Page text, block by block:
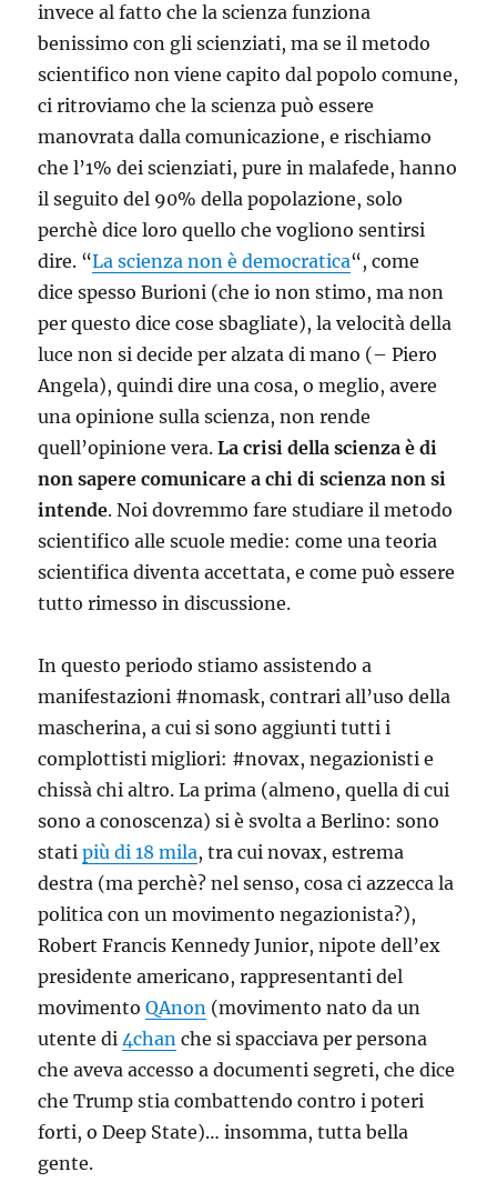
invece al fatto che la scienza funziona
benissimo con gli scienziati, ma se il metodo
scientifico non viene capito dal popolo comune,
ci ritroviamo che la scienza può essere
manovrata dalla comunicazione, e rischiamo
che l’1% dei scienziati, pure in malafede, hanno
il seguito del 90% della popolazione, solo
perchè dice loro quello che vogliono sentirsi
dire. “La scienza non è democratica“, come
dice spesso Burioni (che io non stimo, ma non
per questo dice cose sbagliate), la velocità della
luce non si decide per alzata di mano (– Piero
Angela), quindi dire una cosa, o meglio, avere
una opinione sulla scienza, non rende
quell’opinione vera.La crisi della scienza è di
non sapere comunicare a chi di scienza non si
intende. Noi dovremmo fare studiare il metodo
scientifico alle scuole medie: come una teoria
scientifica diventa accettata, e come può essere
tutto rimesso in discussione.
In questo periodo stiamo assistendo a
manifestazioni #nomask, contrari all’uso della
mascherina, a cui si sono aggiunti tutti i
complottisti migliori: #novax, negazionisti e
chissà chi altro. La prima (almeno, quella di cui
sono a conoscenza) si è svolta a Berlino: sono
statipiù di 18 mila, tra cui novax, estrema
destra (ma perchè? nel senso, cosa ci azzecca la
politica con un movimento negazionista?),
Robert Francis Kennedy Junior, nipote dell’ex
presidente americano, rappresentanti del
movimentoQAnon (movimento nato da un
utente di4chan che si spacciava per persona
che aveva accesso a documenti segreti, che dice
che Trump stia combattendo contro i poteri
forti, o Deep State)… insomma, tutta bella
gente.